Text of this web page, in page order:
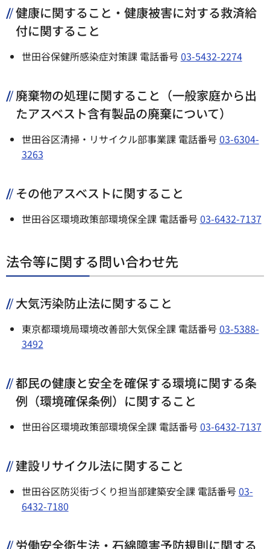
健康に関すること・健康被害に対する救済給
付に関すること
世田谷保健所感染症対策課 電話番号03-5432-2274
廃棄物の処理に関すること（一般家庭から出
たアスベスト含有製品の廃棄について）
世田谷区清掃・リサイクル部事業課 電話番号03-6304-
3263
その他アスベストに関すること
世田谷区環境政策部環境保全課 電話番号03-6432-7137
法令等に関する問い合わせ先
大気汚染防止法に関すること
東京都環境局環境改善部大気保全課 電話番号03-5388-
3492
都民の健康と安全を確保する環境に関する条
例（環境確保条例）に関すること
世田谷区環境政策部環境保全課 電話番号03-6432-7137
建設リサイクル法に関すること
世田谷区防災街づくり担当部建築安全課 電話番号03-
6432-7180
労働安全衛生法・石綿障害予防規則に関する